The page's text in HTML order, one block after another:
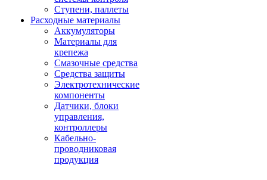
Ступени, паллеты
Расходные материалы
Аккумуляторы
Материалы для
крепежа
Смазочные средства
Средства защиты
Электротехнические
компоненты
Датчики, блоки
управления,
контроллеры
Кабельно-
проводниковая
продукция